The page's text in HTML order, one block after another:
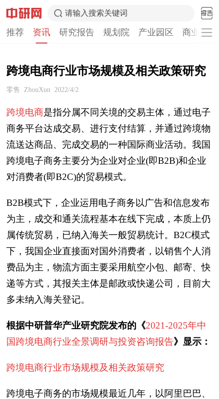
请输入搜索关键词
推荐 资讯 研究报告 规划院 产业园区 商业计
跨境电商行业市场规模及相关政策研究
零售 ZhouXun 2022/4/2
跨境电商是指分属不同关境的交易主体，通过电子
商务平台达成交易、进行支付结算，并通过跨境物
流送达商品、完成交易的一种国际商业活动。我国
跨境电子商务主要分为企业对企业(即B2B)和企业
对消费者(即B2C)的贸易模式。
B2B模式下，企业运用电子商务以广告和信息发布
为主，成交和通关流程基本在线下完成，本质上仍
属传统贸易，已纳入海关一般贸易统计。B2C模式
下，我国企业直接面对国外消费者，以销售个人消
费品为主，物流方面主要采用航空小包、邮寄、快
递等方式，其报关主体是邮政或快递公司，目前大
多未纳入海关登记。
根据中研普华产业研究院发布的《2021-2025年中
国跨境电商行业全景调研与投资咨询报告》显示：
跨境电商行业市场规模及相关政策研究
跨境电子商务的市场规模最近几年，以阿里巴巴、